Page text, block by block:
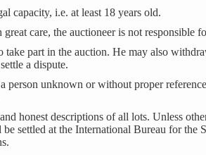
capacity, i.e. at least 18 years old.
care, the auctioneer is not responsible
take part in the auction. He may also
a dispute.
person unknown or without proper
honest descriptions of all lots. Unless
settled at the International Bureau for